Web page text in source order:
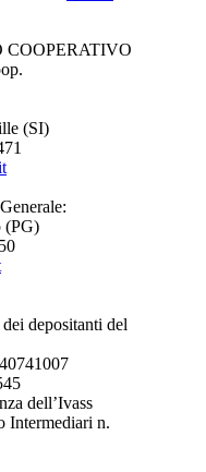
COOPERATIVO
(SI)
(PG)
depositanti del
dell’Ivass
Intermediari n.